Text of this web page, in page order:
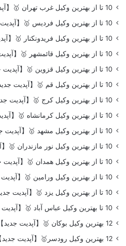
10 تا از بهترین وکیل غرب تهران 🥇【آپدیت جدید】
10 تا از بهترین وکیل فردیس 🥇【آپدیت جدید】
10 تا از بهترین وکیل فریدونکنار 🥇【آپدیت جدید】
10 تا از بهترین وکیل قائمشهر 🥇【آپدیت جدید】
10 تا از بهترین وکیل قزوین 🥇【آپدیت جدید】⚖️
10 تا از بهترین وکیل قم 🥇【آپدیت جدید】
10 تا از بهترین وکیل کرج 🥇【آپدیت جدید】⚖️
10 تا از بهترین وکیل کرمانشاه 🥇【آپدیت جدید】
10 تا از بهترین وکیل مشهد 🥇【آپدیت جدید】⚖️
10 تا از بهترین وکیل نور مازندران 🥇【آپدیت جدید】
10 تا از بهترین وکیل همدان 🥇【آپدیت جدید】
10 تا از بهترین وکیل ورامین 🥇【آپدیت جدید】
10 تا از بهترین وکیل یزد 🥇【آپدیت جدید】
10 تا بهترین وکیل عباس آباد 🥇【آپدیت جدید】⚖️
12 بهترین وکیل بوکان 🥇【آپدیت جدید】⚖️
12 بهترین وکیل رودسر🥇【آپدیت جدید】⚖️